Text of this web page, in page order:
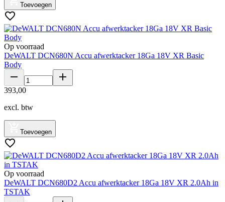
Toevoegen
Op voorraad
DeWALT DCN680N Accu afwerktacker 18Ga 18V XR Basic
Body
393,00
excl. btw
Toevoegen
Op voorraad
DeWALT DCN680D2 Accu afwerktacker 18Ga 18V XR 2.0Ah in
TSTAK